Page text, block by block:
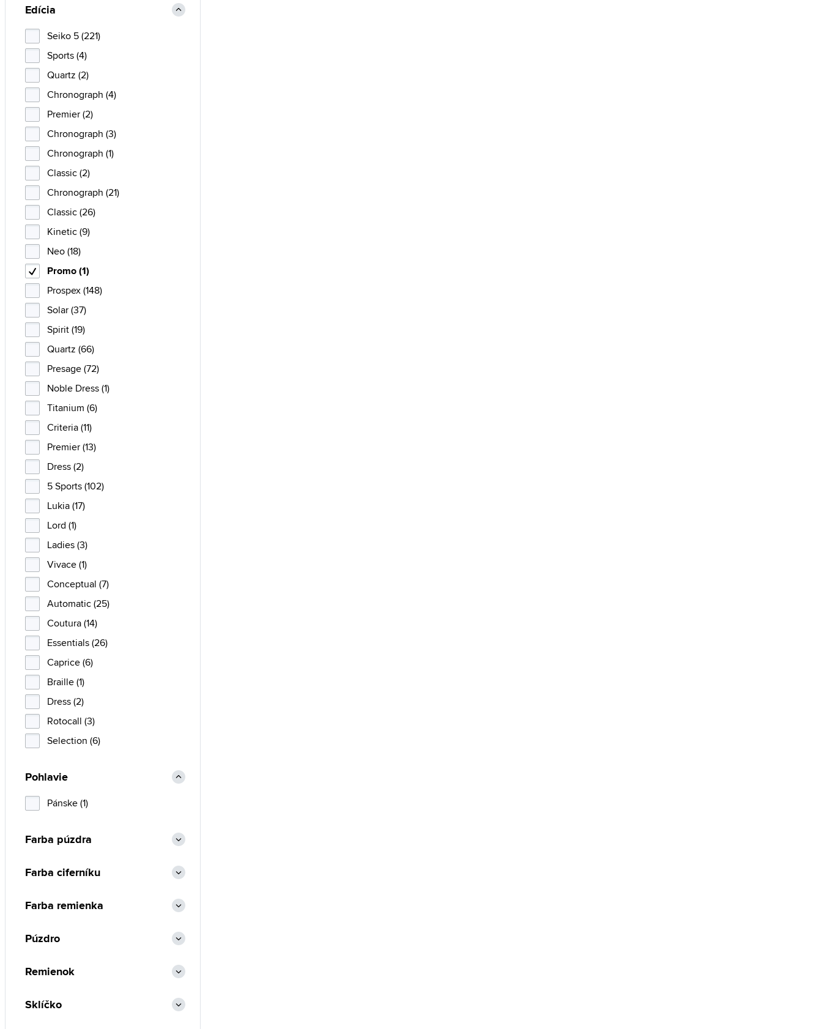
Edícia
Seiko 5 (221)
Sports (4)
Quartz (2)
Chronograph (4)
Premier (2)
Chronograph (3)
Chronograph (1)
Classic (2)
Chronograph (21)
Classic (26)
Kinetic (9)
Neo (18)
Promo (1)
Prospex (148)
Solar (37)
Spirit (19)
Quartz (66)
Presage (72)
Noble Dress (1)
Titanium (6)
Criteria (11)
Premier (13)
Dress (2)
5 Sports (102)
Lukia (17)
Lord (1)
Ladies (3)
Vivace (1)
Conceptual (7)
Automatic (25)
Coutura (14)
Essentials (26)
Caprice (6)
Braille (1)
Dress (2)
Rotocall (3)
Selection (6)
Pohlavie
Pánske (1)
Farba púzdra
Farba ciferníku
Farba remienka
Púzdro
Remienok
Sklíčko